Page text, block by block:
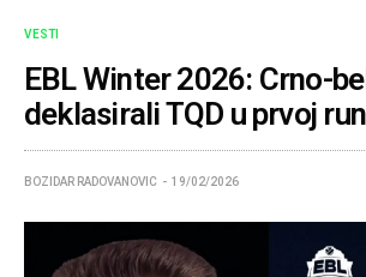
VESTI
EBL Winter 2026: Crno-
deklasirali TQD u prvoj
BOZIDAR RADOVANOVIC 19/02/2026